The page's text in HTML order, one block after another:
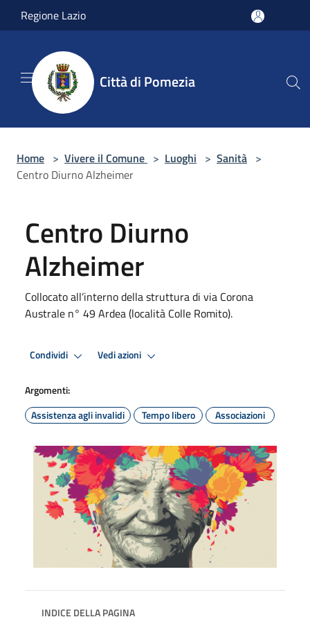
Salta al contenuto principale
Regione Lazio
Città di Pomezia
Home > Vivere il Comune > Luoghi > Sanità >
Centro Diurno Alzheimer
Centro Diurno
Alzheimer
Collocato all’interno della struttura di via Corona
Australe n° 49 Ardea (località Colle Romito).
Condividi Vedi azioni
Argomenti:
Assistenza agli invalidi
Tempo libero Associazioni
INDICE DELLA PAGINA